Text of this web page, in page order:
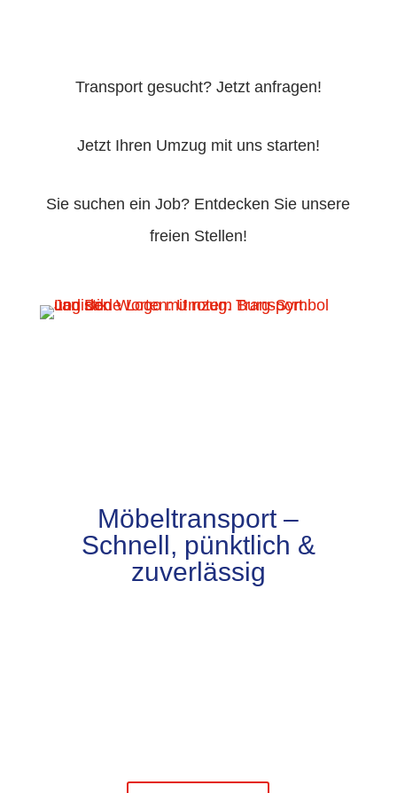
Transport gesucht? Jetzt anfragen!
Jetzt Ihren Umzug mit uns starten!
Sie suchen ein Job? Entdecken Sie unsere
freien Stellen!
Möbeltransport –
Schnell, pünktlich &
zuverlässig